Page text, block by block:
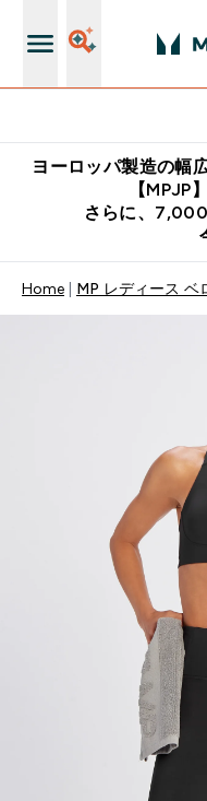
ヨーロッパ製造の幅
【MPJP
さらに、
Home MP レディース ベ